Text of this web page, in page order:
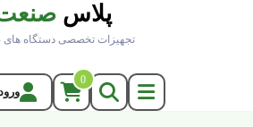
پلاس
تجهیزات تخصصی دستگاه های
0